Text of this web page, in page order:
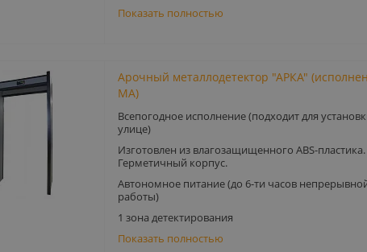
Показать полностью
Арочный металлодетектор "АРКА"
МА)
Всепогодное исполнение (подходит для
улице)
Изготовлен из влагозащищенного ABS-пластика.
Герметичный корпус.
Автономное питание (до 6-ти часов
работы)
1 зона детектирования
Показать полностью